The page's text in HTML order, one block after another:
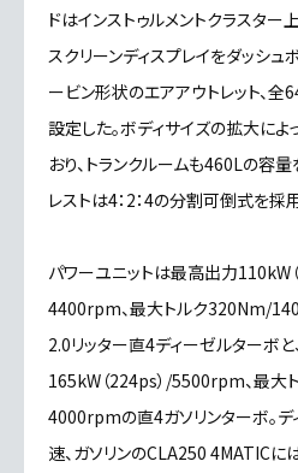
ドはインストゥルメントクラスター
スクリーンディスプレイをダッシュ
ービン形状のエアアウトレット、全
設定した。ボディサイズの拡大に
おり、トランクルームも460Lの容
レストは4：2：4の分割可倒式を採
パワーユニットは最高出力110kW
4400rpm、最大トルク320Nm/
2.0リッター直4ディーゼルターボ
165kW（224ps）/5500rpm、最
4000rpmの直4ガソリンターボ。
速、ガソリンのCLA250 4MATICに